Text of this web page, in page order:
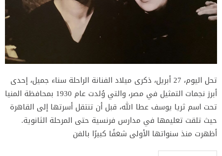
تحل اليوم، 27 أبريل، ذكرى ميلاد الفنانة الراحلة سناء جميل، إحدى
أبرز نجمات التمثيل في مصر، والتي وُلدت عام 1930 بمحافظة المنيا
تحت اسم ثريا يوسف عطا الله، قبل أن تنتقل أسرتها إلى القاهرة
حيث تلقت تعليمها في مدارس فرنسية حتى المرحلة الثانوية.
أظهرت منذ سنواتها الأولى شغفًا كبيرًا بالفن